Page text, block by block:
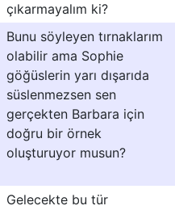
çıkarmayalım ki?
Bunu söyleyen tırnaklarım
olabilir ama Sophie
göğüslerin yarı dışarıda
süslenmezsen sen
gerçekten Barbara için
doğru bir örnek
oluşturuyor musun?
Gelecekte bu tür